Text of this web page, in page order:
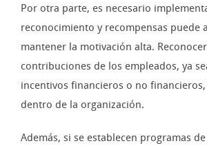
Por otra parte, es necesario
reconocimiento y recompensas puede
mantener la motivación alta.
contribuciones de los empleados, ya
incentivos financieros o no
dentro de la organización.
Además, si se establecen programas